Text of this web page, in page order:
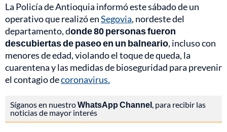
La Policía de Antioquia informó este sábado de un
operativo que realizó enSegovia, nordeste del
departamento, donde 80 personas fueron
descubiertas de paseo en un balneario, incluso con
menores de edad, violando el toque de queda, la
cuarentena y las medidas de bioseguridad para prevenir
el contagio decoronavirus.
Síganos en nuestroWhatsApp Channel , para recibir las
noticias de mayor interés